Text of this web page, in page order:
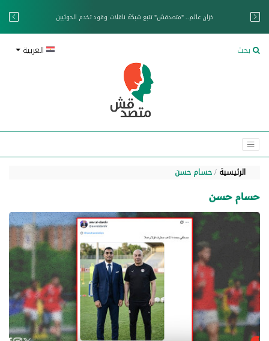
خزان عائم.. "متصدقش" تتبع شبكة ناقلات وقود تخدم الحوثيين
بحث العربية
الرئيسية حسام حسن
حسام حسن